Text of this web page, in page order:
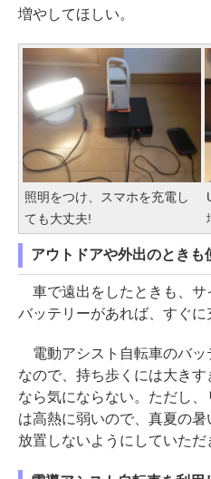
増やしてほしい。
照明をつけ、スマホを充電し
ても大丈夫!
アウトドアや外出のときも
車で遠出をしたときも、サ
バッテリーがあれば、すぐに
電動アシスト自転車のバッ
なので、持ち歩くには大き
なら気にならない。ただし
は高熱に弱いので、真夏の
放置しないようにしていただ